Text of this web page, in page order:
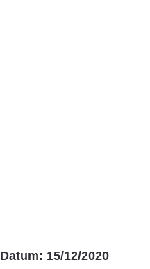
Datum: 15/12/2020